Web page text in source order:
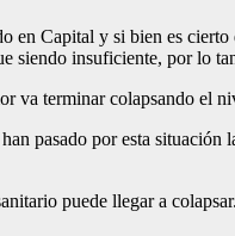
en Capital y si bien es
siendo insuficiente, por lo
va terminar colapsando el
pasado por esta
puede llegar a